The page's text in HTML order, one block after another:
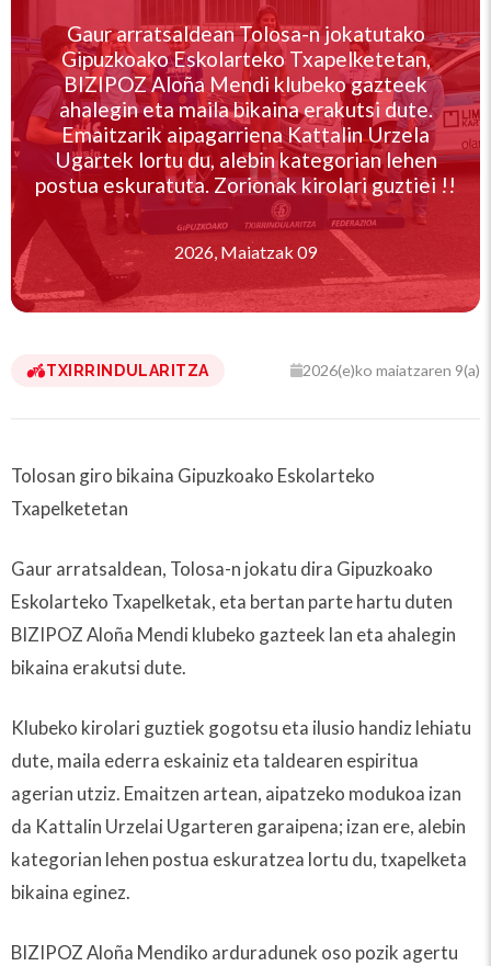
Gaur arratsaldean Tolosa-n jokatutako
Gipuzkoako Eskolarteko Txapelketetan,
BIZIPOZ Aloña Mendi klubeko gazteek
ahalegin eta maila bikaina erakutsi dute.
Emaitzarik aipagarriena Kattalin Urzela
Ugartek lortu du, alebin kategorian lehen
postua eskuratuta. Zorionak kirolari guztiei !!
2026, Maiatzak 09
TXIRRINDULARITZA 2026(e)ko maiatzaren 9(a)
Tolosan giro bikaina Gipuzkoako Eskolarteko
Txapelketetan
Gaur arratsaldean, Tolosa-n jokatu dira Gipuzkoako
Eskolarteko Txapelketak, eta bertan parte hartu duten
BIZIPOZ Aloña Mendi klubeko gazteek lan eta ahalegin
bikaina erakutsi dute.
Klubeko kirolari guztiek gogotsu eta ilusio handiz lehiatu
dute, maila ederra eskainiz eta taldearen espiritua
agerian utziz. Emaitzen artean, aipatzeko modukoa izan
da Kattalin Urzelai Ugarteren garaipena; izan ere, alebin
kategorian lehen postua eskuratzea lortu du, txapelketa
bikaina eginez.
BIZIPOZ Aloña Mendiko arduradunek oso pozik agertu